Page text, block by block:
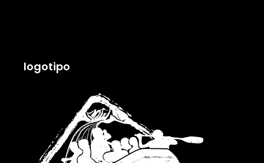
logotipo